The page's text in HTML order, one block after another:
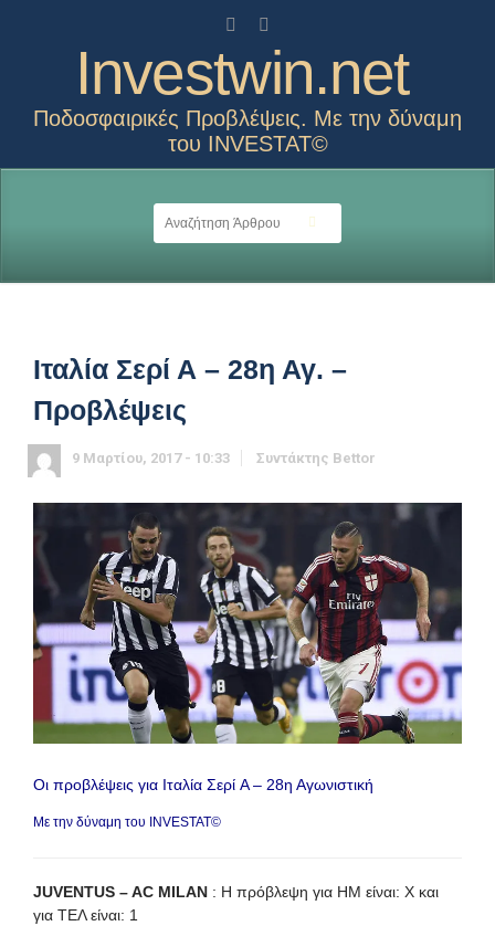
Investwin.net
Ποδοσφαιρικές Προβλέψεις. Με την δύναμη
του INVESTAT©
Ιταλία Σερί Α – 28η Αγ. –
Προβλέψεις
9 Μαρτίου, 2017 - 10:33 Συντάκτης Bettor
Οι προβλέψεις για Ιταλία Σερί A – 28η Αγωνιστική
Με την δύναμη του INVESTAT©
JUVENTUS – AC MILAN : Η πρόβλεψη για HΜ είναι: X και
για ΤΕΛ είναι: 1